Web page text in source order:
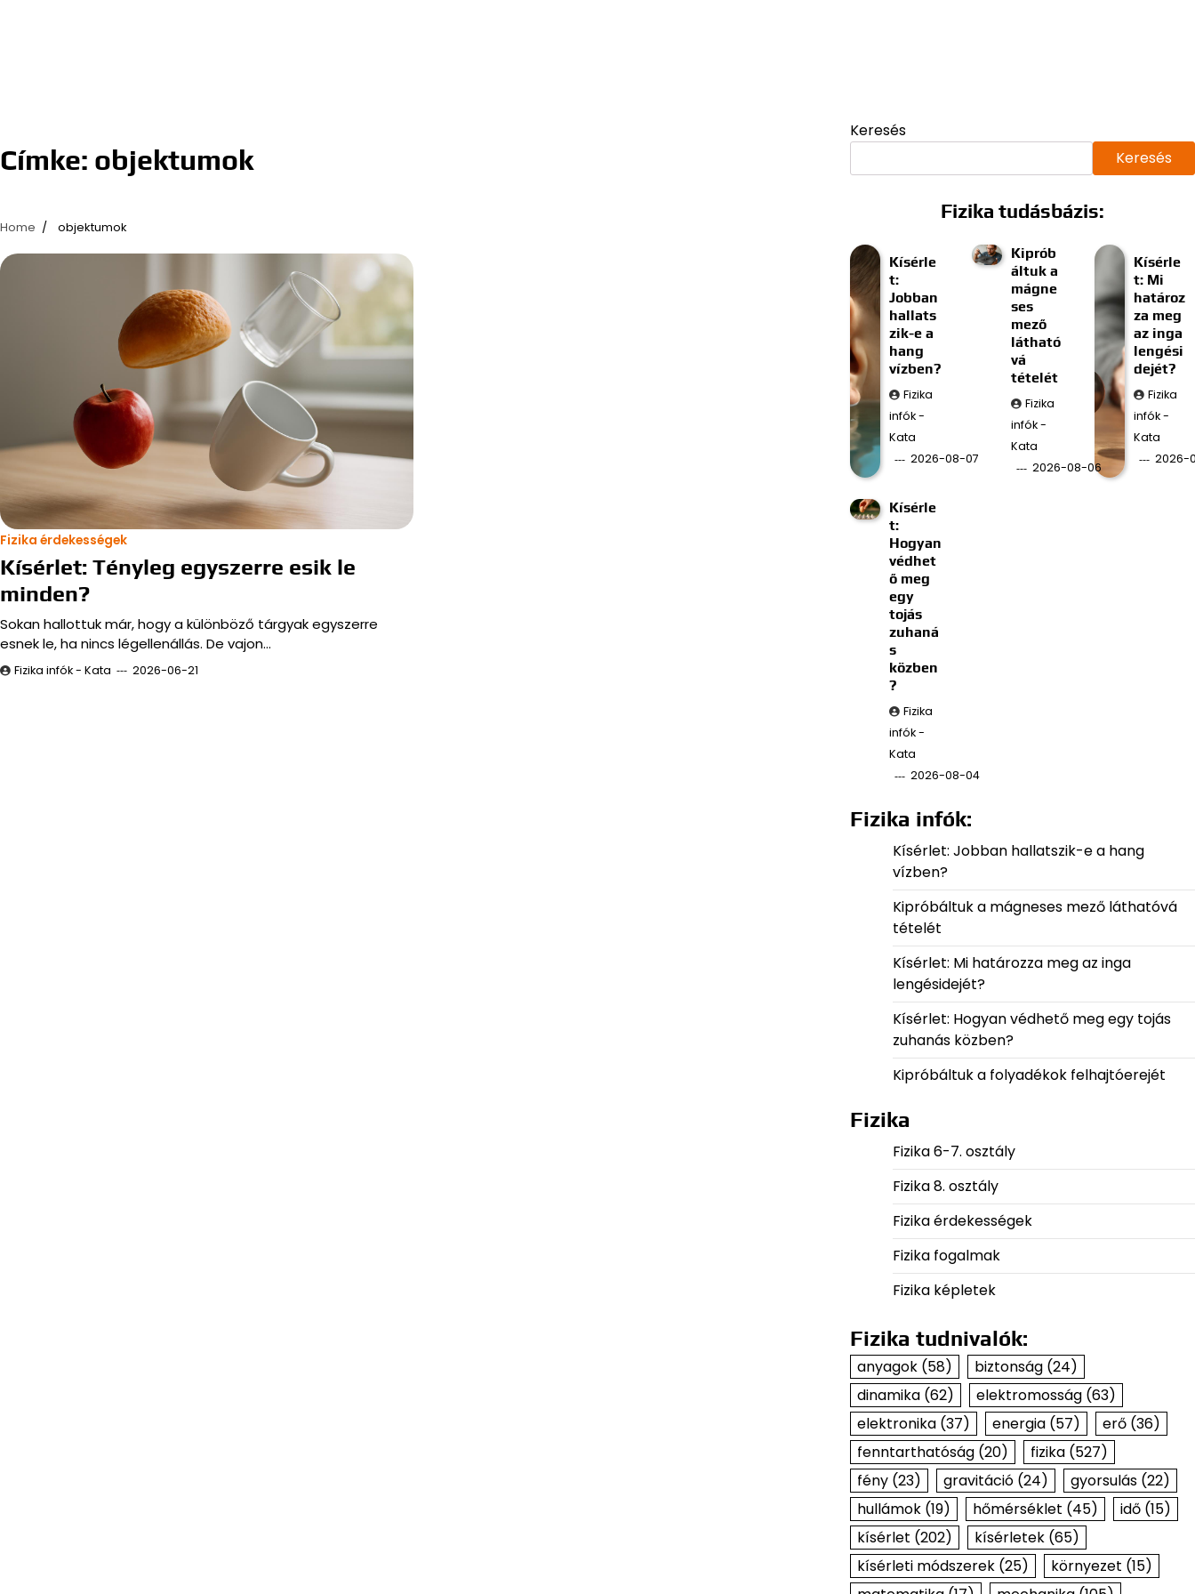
Címke: objektumok
Home objektumok
Fizika érdekességek
Kísérlet: Tényleg egyszerre esik le
minden?
Sokan hallottuk már, hogy a különböző tárgyak egyszerre
esnek le, ha nincs légellenállás. De vajon…
Fizika infók - Kata 2026-06-21
Keresés
Keresés
Fizika tudásbázis:
Kísérle
t:
Jobban
hallats
zik-e a
hang
vízben?
Fizika
infók -
Kata
2026-08-07
Kiprób
áltuk a
mágne
ses
mező
látható
vá
tételét
Fizika
infók -
Kata
2026-08-06
Kísérle
t: Mi
határoz
za meg
az inga
lengési
dejét?
Fizika
infók -
Kata
2026-
Kísérle
t:
Hogyan
védhet
ő meg
egy
tojás
zuhaná
s
közben
?
Fizika
infók -
Kata
2026-08-04
Fizika infók:
Kísérlet: Jobban hallatszik-e a hang
vízben?
Kipróbáltuk a mágneses mező láthatóvá
tételét
Kísérlet: Mi határozza meg az inga
lengésidejét?
Kísérlet: Hogyan védhető meg egy tojás
zuhanás közben?
Kipróbáltuk a folyadékok felhajtóerejét
Fizika
Fizika 6-7. osztály
Fizika 8. osztály
Fizika érdekességek
Fizika fogalmak
Fizika képletek
Fizika tudnivalók:
anyagok(58) biztonság(24)
dinamika(62) elektromosság(63)
elektronika(37) energia(57) erő(36)
fenntarthatóság(20) fizika(527)
fény(23) gravitáció(24) gyorsulás(22)
hullámok(19) hőmérséklet (45) idő(15)
kísérlet (202) kísérletek(65)
kísérleti módszerek(25) környezet (15)